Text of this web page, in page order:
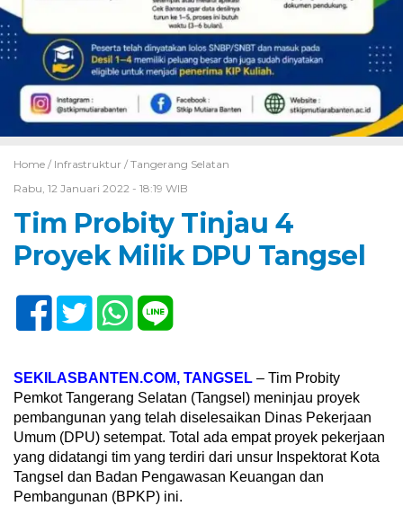
Home / Infrastruktur / Tangerang Selatan
Rabu, 12 Januari 2022 - 18:19 WIB
Tim Probity Tinjau 4
Proyek Milik DPU Tangsel
SEKILASBANTEN.COM, TANGSEL – Tim Probity
Pemkot Tangerang Selatan (Tangsel) meninjau proyek
pembangunan yang telah diselesaikan Dinas Pekerjaan
Umum (DPU) setempat. Total ada empat proyek pekerjaan
yang didatangi tim yang terdiri dari unsur Inspektorat Kota
Tangsel dan Badan Pengawasan Keuangan dan
Pembangunan (BPKP) ini.